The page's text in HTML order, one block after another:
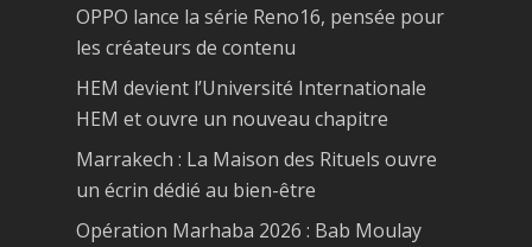
OPPO lance la série Reno16, pensée pour
les créateurs de contenu
HEM devient l’Université Internationale
HEM et ouvre un nouveau chapitre
Marrakech : La Maison des Rituels ouvre
un écrin dédié au bien-être
Opération Marhaba 2026 : Bab Moulay